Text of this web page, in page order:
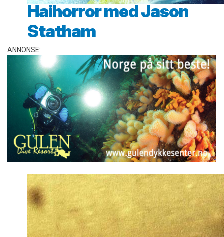
Haihorror med Jason
Statham
ANNONSE: